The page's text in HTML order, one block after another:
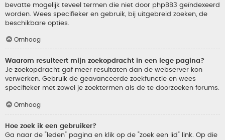
bevatte mogelijk teveel termen die niet door phpBB3 geïndexeerd
worden. Wees specifieker en gebruik, bij uitgebreid zoeken, de
beschikbare opties.
Omhoog
Waarom resulteert mijn zoekopdracht in een lege pagina?
Je zoekopdracht gaf meer resultaten dan de webserver kon
verwerken. Gebruik de geavanceerde zoekfunctie en wees
specifieker met zowel je zoektermen als de te doorzoeken forums.
Omhoog
Hoe zoek ik een gebruiker?
Ga naar de "leden" pagina en klik op de "zoek een lid" link. Op die